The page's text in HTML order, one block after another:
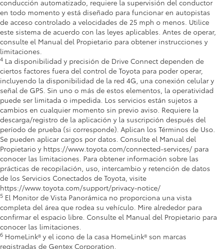
conducción automatizado, requiere la supervisión del conductor
en todo momento y está diseñado para funcionar en autopistas
de acceso controlado a velocidades de 25 mph o menos. Utilice
este sistema de acuerdo con las leyes aplicables. Antes de operar,
consulte el Manual del Propietario para obtener instrucciones y
limitaciones.
4 La disponibilidad y precisión de Drive Connect dependen de
ciertos factores fuera del control de Toyota para poder operar,
incluyendo la disponibilidad de la red 4G, una conexión celular y
señal de GPS. Sin uno o más de estos elementos, la operatividad
puede ser limitada o impedida. Los servicios están sujetos a
cambios en cualquier momento sin previo aviso. Requiere la
descarga/registro de la aplicación y la suscripción después del
período de prueba (si corresponde). Aplican los Términos de Uso.
Se pueden aplicar cargos por datos. Consulte el Manual del
Propietario y https://www.toyota.com/connected-services/ para
conocer las limitaciones. Para obtener información sobre las
prácticas de recopilación, uso, intercambio y retención de datos
de los Servicios Conectados de Toyota, visite
https://www.toyota.com/support/privacy-notice/
5 El Monitor de Vista Panorámica no proporciona una vista
completa del área que rodea su vehículo. Mire alrededor para
confirmar el espacio libre. Consulte el Manual del Propietario para
conocer las limitaciones.
6 HomeLink® y el icono de la casa HomeLink® son marcas
registradas de Gentex Corporation.